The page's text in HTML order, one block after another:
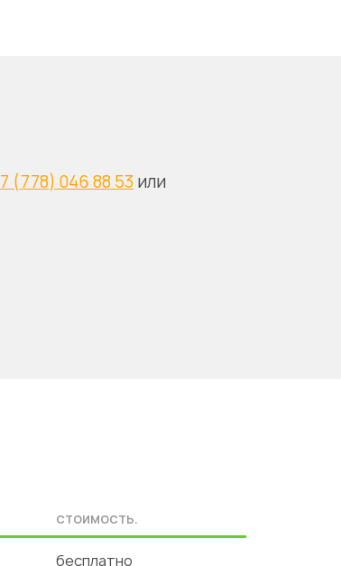
(778) 046 88 53или
СТОИМОСТЬ.
бесплатно